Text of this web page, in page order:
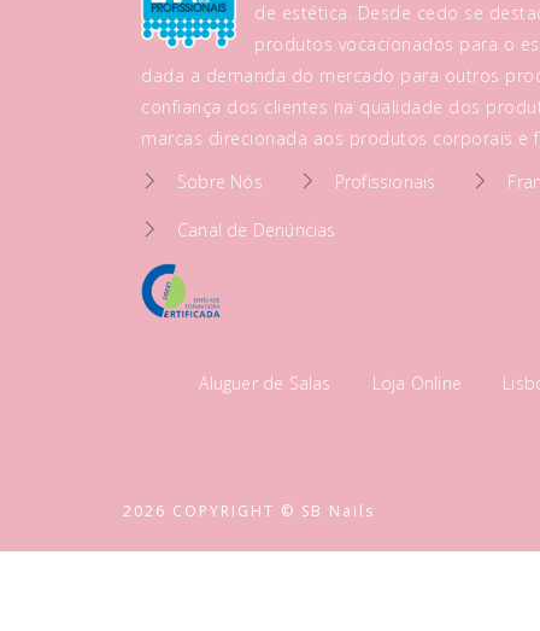
de estética. Desde cedo se
produtos vocacionados para o
dada a demanda do mercado para outros
confiança dos clientes na qualidade dos
marcas direcionada aos produtos corporais e
Sobre Nós
Profissionais
Canal de Denúncias
Aluguer de Salas Loja Online
2026 COPYRIGHT © SB Nails